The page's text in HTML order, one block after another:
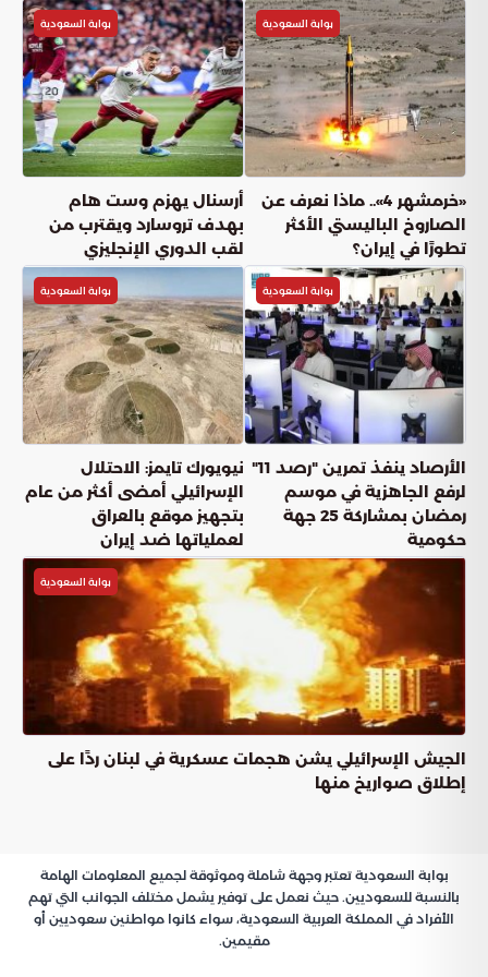
بوابة السعودية
«خرمشهر 4».. ماذا نعرف عن
الصاروخ الباليستي الأكثر
تطورًا في إيران؟
بوابة السعودية
أرسنال يهزم وست هام
بهدف تروسارد ويقترب من
لقب الدوري الإنجليزي
بوابة السعودية
الأرصاد ينفذ تمرين "رصد 11"
لرفع الجاهزية في موسم
رمضان بمشاركة 25 جهة
حكومية
بوابة السعودية
نيويورك تايمز: الاحتلال
الإسرائيلي أمضى أكثر من عام
بتجهيز موقع بالعراق
لعملياتها ضد إيران
بوابة السعودية
الجيش الإسرائيلي يشن هجمات عسكرية في لبنان ردًا على
إطلاق صواريخ منها
بوابة السعودية تعتبر وجهة شاملة وموثوقة لجميع المعلومات الهامة
بالنسبة للسعوديين. حيث نعمل على توفير يشمل مختلف الجوانب التي تهم
الأفراد في المملكة العربية السعودية، سواء كانوا مواطنين سعوديين أو
مقيمين.